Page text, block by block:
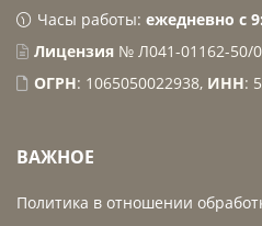
Часы работы: ежедневно с
Лицензия№ Л041-01162-50/
ОГРН: 1065050022938, ИНН:
ВАЖНОЕ
Политика в отношении